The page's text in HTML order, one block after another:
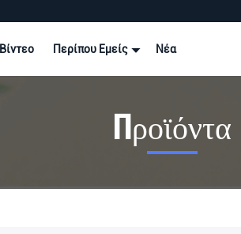
Βίντεο Περίπου Εμείς Νέα
Προϊόντα